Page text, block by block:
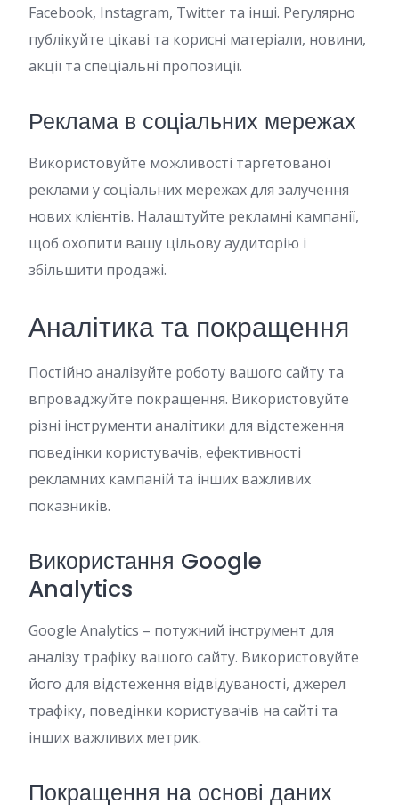
Facebook, Instagram, Twitter та інші. Регулярно
публікуйте цікаві та корисні матеріали, новини,
акції та спеціальні пропозиції.
Реклама в соціальних мережах
Використовуйте можливості таргетованої
реклами у соціальних мережах для залучення
нових клієнтів. Налаштуйте рекламні кампанії,
щоб охопити вашу цільову аудиторію і
збільшити продажі.
Аналітика та покращення
Постійно аналізуйте роботу вашого сайту та
впроваджуйте покращення. Використовуйте
різні інструменти аналітики для відстеження
поведінки користувачів, ефективності
рекламних кампаній та інших важливих
показників.
Використання Google
Analytics
Google Analytics – потужний інструмент для
аналізу трафіку вашого сайту. Використовуйте
його для відстеження відвідуваності, джерел
трафіку, поведінки користувачів на сайті та
інших важливих метрик.
Покращення на основі даних